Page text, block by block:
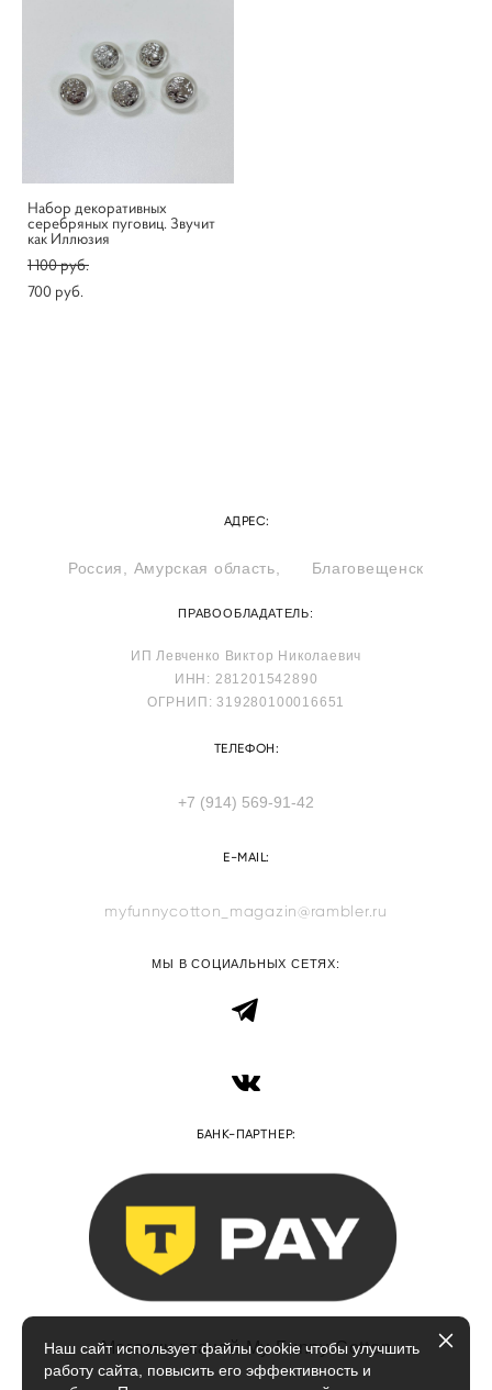
Набор декоративных
серебряных пуговиц. Звучит
как Иллюзия
1 100 pуб.
700 pуб.
АДРЕС:
Россия, Амурская область, Благовещенск
ПРАВООБЛАДАТЕЛЬ:
ИП Левченко Виктор Николаевич
ИНН: 281201542890
ОГРНИП: 319280100016651
ТЕЛЕФОН:
+7 (914) 569-91-42
E-MAIL:
myfunnycotton_magazin@rambler.ru
МЫ В СОЦИАЛЬНЫХ СЕТЯХ:
БАНК-ПАРТНЕР:
Магазин тканей My Funny Cotton
Наш сайт использует файлы cookie чтобы улучшить
работу сайта, повысить его эффективность и